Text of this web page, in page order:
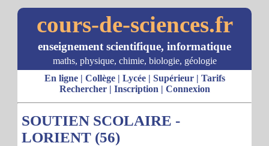
cours-de-sciences.fr
enseignement scientifique, informatique
maths, physique, chimie, biologie, géologie
En ligne| Collège| Lycée| Supérieur| Tarifs
Rechercher| Inscription | Connexion
SOUTIEN SCOLAIRE -
LORIENT (56)